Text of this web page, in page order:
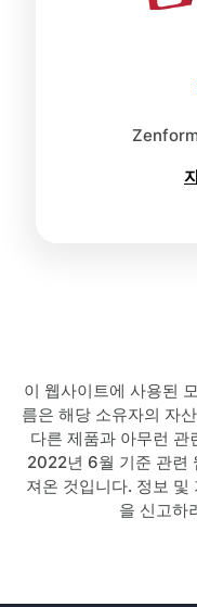
이 웹사이트에 사용된
름은 해당 소유자의 자
다른 제품과 아무런 관
2022년 6월 기준 관련
져온 것입니다. 정보
을 신고하